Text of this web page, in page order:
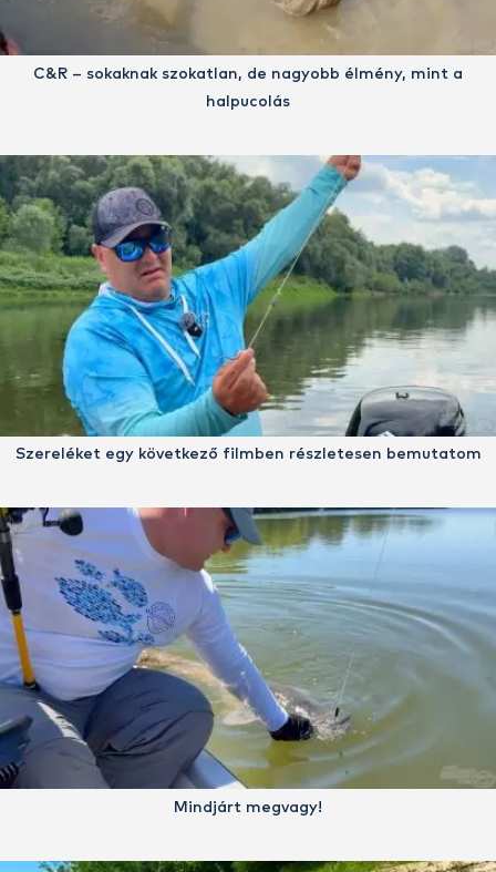
C&R – sokaknak szokatlan, de nagyobb élmény, mint a
halpucolás
Szereléket egy következő filmben részletesen bemutatom
Mindjárt megvagy!